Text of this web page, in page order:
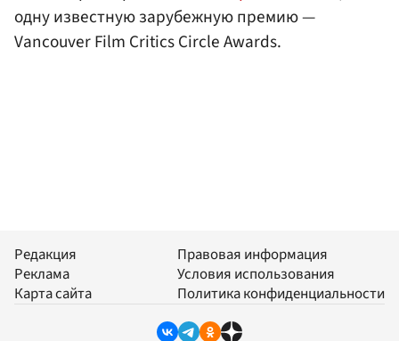
одну известную зарубежную премию —
Vancouver Film Critics Circle Awards.
Редакция
Реклама
Карта сайта
Правовая информация
Условия использования
Политика конфиденциальности